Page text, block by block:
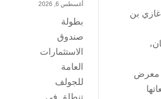
غازي بن
معرض
أغسطس 6, 2026
بطولة
صندوق
الاستثمارات
العامة
للجولف
تنطلق في